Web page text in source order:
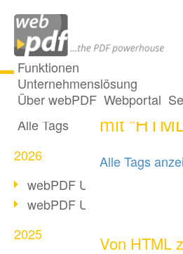
Funktionen
Unternehmenslösung
Über webPDF Webportal
Alle Beiträge
Alle Tags
2026
webPDF Update 10.0.5
webPDF Update 10.0.4
2025
5 Posts
mit
Alle Tags
Von HTML